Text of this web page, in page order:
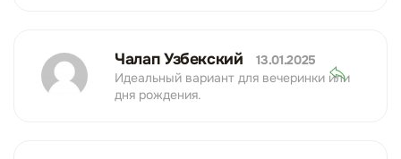
Чалап Узбекский
13.01.2025
Идеальный вариант для вечеринки или
дня рождения.